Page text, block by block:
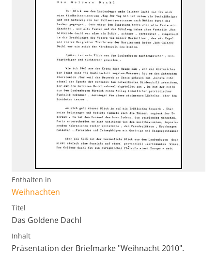
Enthalten in
Weihnachten
Titel
Das Goldene Dachl
Inhalt
Präsentation der Briefmarke "Weihnacht 2010".